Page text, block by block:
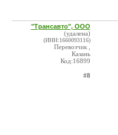
"Трансавто", ООО
(удалена)
(ИНН:1660093116)
Перевозчик ,
Казань
Код:16899
#8